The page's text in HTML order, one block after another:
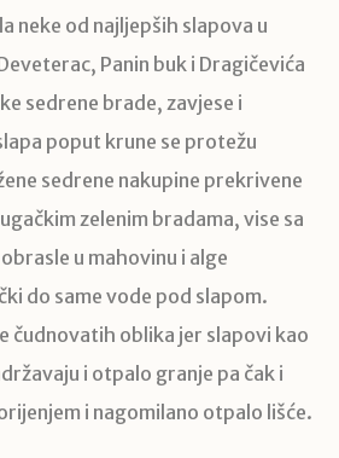
neke od najljepših slapova u
Panin buk i Dragičevića
sedrene brade, zavjese i
poput krune se protežu
sedrene nakupine prekrivene
zelenim bradama, vise sa
u mahovinu i alge
do same vode pod slapom.
čudnovatih oblika jer slapovi kao
i otpalo granje pa čak i
i nagomilano otpalo lišće.